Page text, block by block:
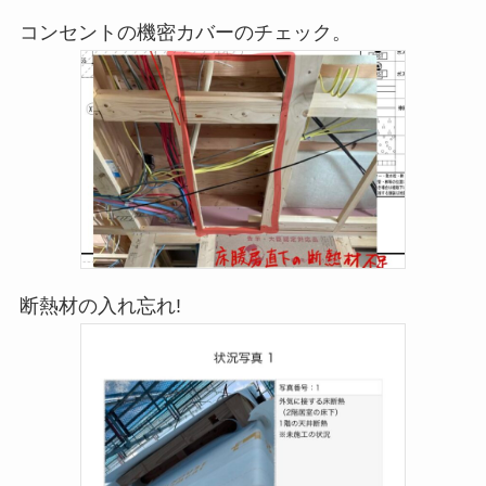
コンセントの機密カバーのチェック。
断熱材の入れ忘れ!